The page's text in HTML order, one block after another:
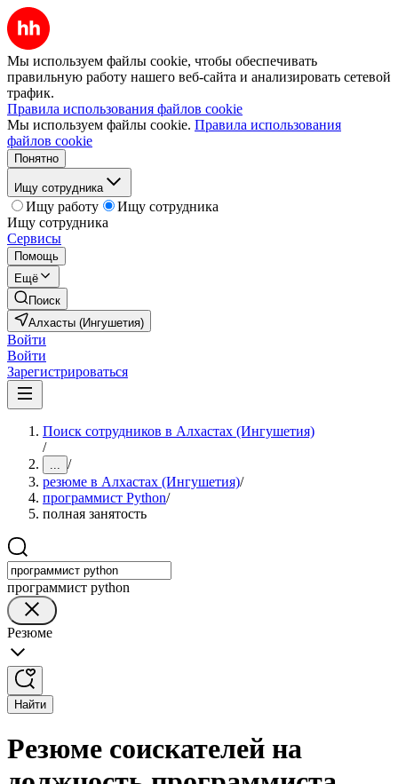
Мы используем файлы cookie, чтобы обеспечивать
правильную работу нашего веб-сайта и анализировать сетевой
трафик.
Правила использования файлов cookie
Мы используем файлы cookie. Правила использования
файлов cookie
Понятно
Ищу сотрудника
Ищу работу
Ищу сотрудника
Ищу сотрудника
Сервисы
Помощь
Ещё
Поиск
Алхасты (Ингушетия)
Войти
Войти
Зарегистрироваться
Поиск сотрудников в Алхастах (Ингушетия)
/
... /
резюме в Алхастах (Ингушетия)/
программист Python/
полная занятость
программист python
Резюме
Найти
Резюме соискателей на